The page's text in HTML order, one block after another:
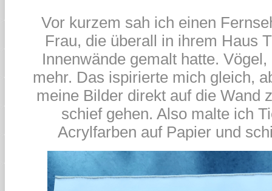
Vor kurzem sah ich einen
Frau, die überall in ihrem Haus
Innenwände gemalt hatte.
mehr. Das ispirierte mich gleich,
meine Bilder direkt auf die Wand
schief gehen. Also malte ich
Acrylfarben auf Papier und